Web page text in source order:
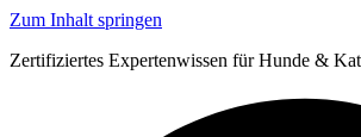
Zum Inhalt springen
Zertifiziertes Expertenwissen für Hunde &